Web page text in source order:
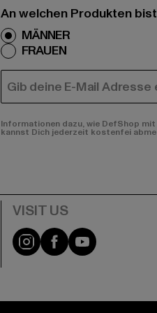
An welchen Produkten
MÄNNER
FRAUEN
E-MAIL
Informationen dazu, wie DefShop
kannst Dich jederzeit kostenfei
Visit our Instagram
Visit ourVisit our